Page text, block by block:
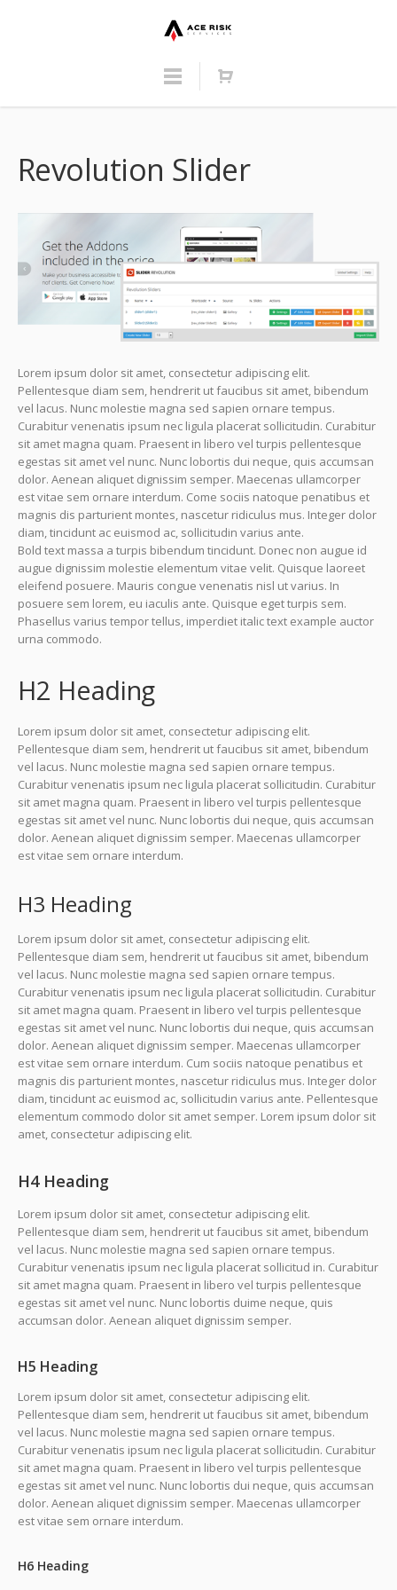
Revolution Slider
Lorem ipsum dolor sit amet, consectetur adipiscing elit.
Pellentesque diam sem, hendrerit ut faucibus sit amet, bibendum
vel lacus. Nunc molestie magna sed sapien ornare tempus.
Curabitur venenatis ipsum nec ligula placerat sollicitudin. Curabitur
sit amet magna quam. Praesent in libero vel turpis pellentesque
egestas sit amet vel nunc. Nunc lobortis dui neque, quis accumsan
dolor. Aenean aliquet dignissim semper. Maecenas ullamcorper
est vitae sem ornare interdum. Come sociis natoque penatibus et
magnis dis parturient montes, nascetur ridiculus mus. Integer dolor
diam, tincidunt ac euismod ac, sollicitudin varius ante.
Bold text massa a turpis bibendum tincidunt. Donec non augue id
augue dignissim molestie elementum vitae velit. Quisque laoreet
eleifend posuere. Mauris congue venenatis nisl ut varius. In
posuere sem lorem, eu iaculis ante. Quisque eget turpis sem.
Phasellus varius tempor tellus, imperdiet italic text example auctor
urna commodo.
H2 Heading
Lorem ipsum dolor sit amet, consectetur adipiscing elit.
Pellentesque diam sem, hendrerit ut faucibus sit amet, bibendum
vel lacus. Nunc molestie magna sed sapien ornare tempus.
Curabitur venenatis ipsum nec ligula placerat sollicitudin. Curabitur
sit amet magna quam. Praesent in libero vel turpis pellentesque
egestas sit amet vel nunc. Nunc lobortis dui neque, quis accumsan
dolor. Aenean aliquet dignissim semper. Maecenas ullamcorper
est vitae sem ornare interdum.
H3 Heading
Lorem ipsum dolor sit amet, consectetur adipiscing elit.
Pellentesque diam sem, hendrerit ut faucibus sit amet, bibendum
vel lacus. Nunc molestie magna sed sapien ornare tempus.
Curabitur venenatis ipsum nec ligula placerat sollicitudin. Curabitur
sit amet magna quam. Praesent in libero vel turpis pellentesque
egestas sit amet vel nunc. Nunc lobortis dui neque, quis accumsan
dolor. Aenean aliquet dignissim semper. Maecenas ullamcorper
est vitae sem ornare interdum. Cum sociis natoque penatibus et
magnis dis parturient montes, nascetur ridiculus mus. Integer dolor
diam, tincidunt ac euismod ac, sollicitudin varius ante. Pellentesque
elementum commodo dolor sit amet semper. Lorem ipsum dolor sit
amet, consectetur adipiscing elit.
H4 Heading
Lorem ipsum dolor sit amet, consectetur adipiscing elit.
Pellentesque diam sem, hendrerit ut faucibus sit amet, bibendum
vel lacus. Nunc molestie magna sed sapien ornare tempus.
Curabitur venenatis ipsum nec ligula placerat sollicitud in. Curabitur
sit amet magna quam. Praesent in libero vel turpis pellentesque
egestas sit amet vel nunc. Nunc lobortis duime neque, quis
accumsan dolor. Aenean aliquet dignissim semper.
H5 Heading
Lorem ipsum dolor sit amet, consectetur adipiscing elit.
Pellentesque diam sem, hendrerit ut faucibus sit amet, bibendum
vel lacus. Nunc molestie magna sed sapien ornare tempus.
Curabitur venenatis ipsum nec ligula placerat sollicitudin. Curabitur
sit amet magna quam. Praesent in libero vel turpis pellentesque
egestas sit amet vel nunc. Nunc lobortis dui neque, quis accumsan
dolor. Aenean aliquet dignissim semper. Maecenas ullamcorper
est vitae sem ornare interdum.
H6 Heading